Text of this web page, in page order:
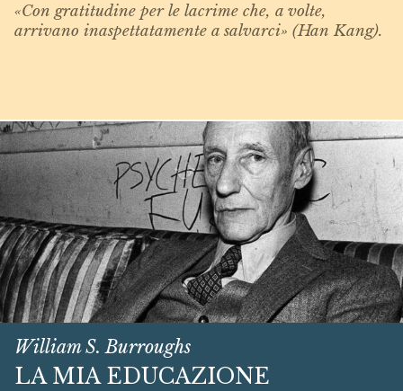
«Con gratitudine per le lacrime che, a volte,
arrivano inaspettatamente a salvarci» (Han Kang).
William S. Burroughs
LA MIA EDUCAZIONE